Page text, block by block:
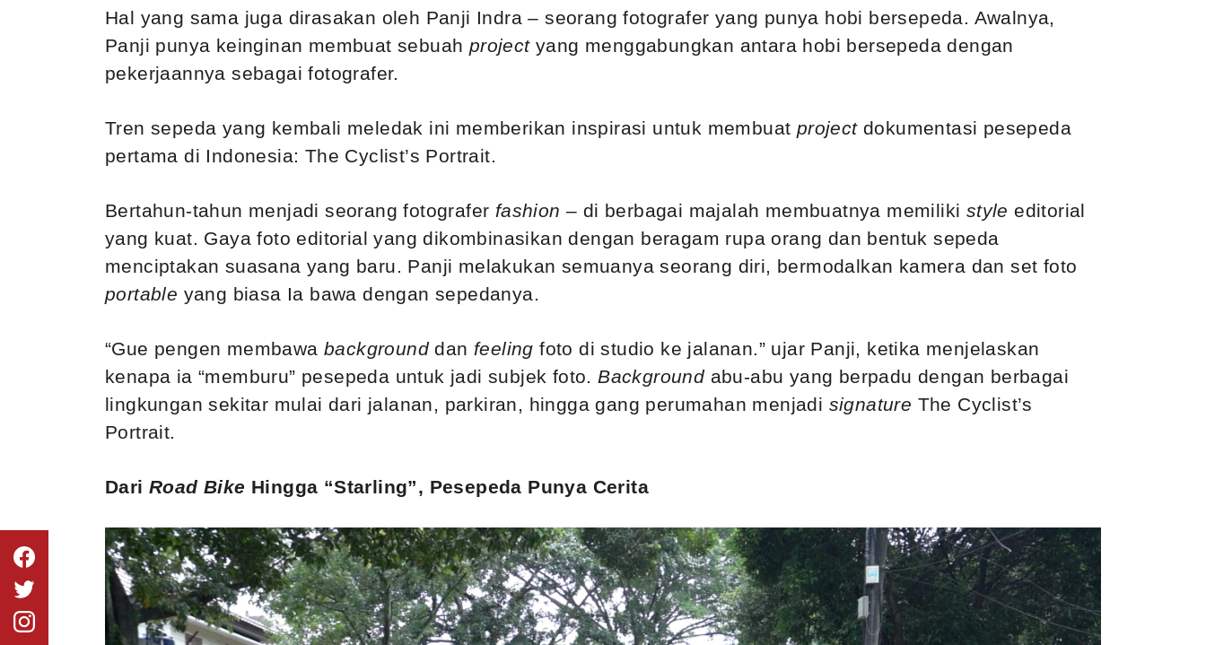
Hal yang sama juga dirasakan oleh Panji Indra – seorang fotografer yang punya hobi bersepeda. Awalnya,
Panji punya keinginan membuat sebuah projectyang menggabungkan antara hobi bersepeda dengan
pekerjaannya sebagai fotografer.
Tren sepeda yang kembali meledak ini memberikan inspirasi untuk membuat projectdokumentasi pesepeda
pertama di Indonesia: The Cyclist’s Portrait.
Bertahun-tahun menjadi seorang fotografer fashion – di berbagai majalah membuatnya memiliki style editorial
yang kuat. Gaya foto editorial yang dikombinasikan dengan beragam rupa orang dan bentuk sepeda
menciptakan suasana yang baru. Panji melakukan semuanya seorang diri, bermodalkan kamera dan set foto
portable yang biasa Ia bawa dengan sepedanya.
“Gue pengen membawa backgrounddan feeling foto di studio ke jalanan.” ujar Panji, ketika menjelaskan
kenapa ia “memburu” pesepeda untuk jadi subjek foto. Backgroundabu-abu yang berpadu dengan berbagai
lingkungan sekitar mulai dari jalanan, parkiran, hingga gang perumahan menjadi signature The Cyclist’s
Portrait.
Dari Road Bike Hingga “Starling”, Pesepeda Punya Cerita